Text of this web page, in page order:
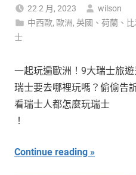
22 2 月, 2023
wilson
中西歐,歐洲,英國、荷蘭、
士
一起玩遍歐洲！9大瑞士旅
瑞士要去哪裡玩嗎？偷偷告
看瑞士人都怎麼玩瑞士
！
Continue reading